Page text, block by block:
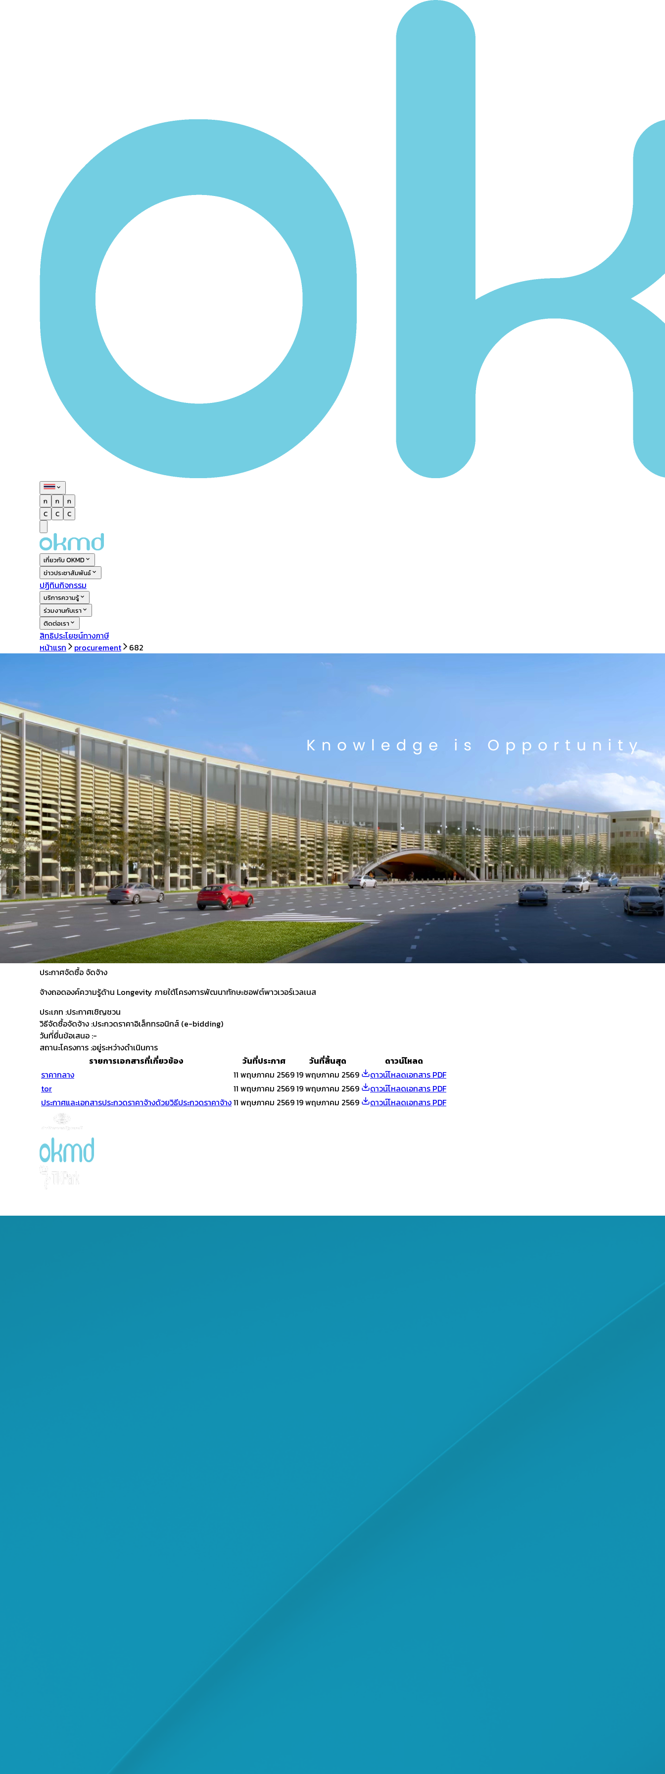
ก ก
ก
C
C C
เกี่ยวกับ OKMD
ข่าวประชาสัมพันธ์
ปฏิทินกิจกรรม
บริการความรู้
ร่วมงานกับเรา
ติดต่อเรา
สิทธิประโยชน์ทางภาษี
หน้าแรก
procurement 682
ประกาศจัดซื้อจัดจ้าง
จ้างถอดองค์ความรู้ด้าน Longevity ภายใต้โครงการพัฒนาทักษะซอฟต์พาวเวอร์เวลเนส
ประเภท :ประกาศเชิญชวน
วิธีจัดซื้อจัดจ้าง :ประกวดราคาอิเล็กทรอนิกส์ (e-bidding)
วันที่ยื่นข้อเสนอ :-
สถานะโครงการ :อยู่ระหว่างดำเนินการ
รายการเอกสารที่เกี่ยวข้อง
วันที่ประกาศ วันที่สิ้นสุด
ดาวน์โหลด
ราคากลาง
11 พฤษภาคม 256919 พฤษภาคม 2569
ดาวน์โหลดเอกสาร PDF
tor
11 พฤษภาคม 256919 พฤษภาคม 2569
ดาวน์โหลดเอกสาร PDF
ประกาศและเอกสารประกวดราคาจ้างด้วยวิธีประกวดราคาจ้าง11 พฤษภาคม 256919 พฤษภาคม 2569 ดาวน์โหลดเอกสาร PDF